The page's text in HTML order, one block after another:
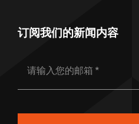
订阅我们的新闻内容